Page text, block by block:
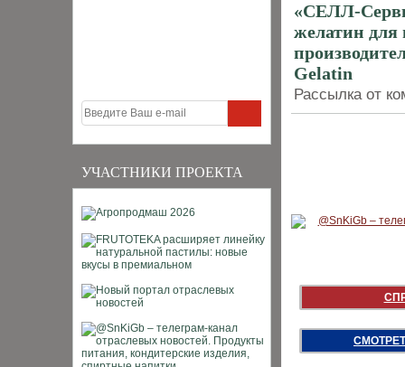
УЧАСТНИКИ ПРОЕКТА
«СЕЛЛ-
желатин
Gelatin
Рассылка от